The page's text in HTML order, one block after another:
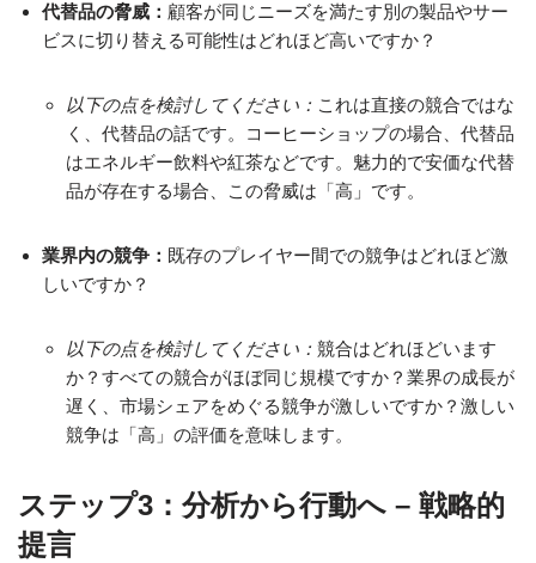
代替品の脅威： 顧客が同じニーズを満たす別の製品やサー
ビスに切り替える可能性はどれほど高いですか？
以下の点を検討してください： これは直接の競合ではな
く、代替品の話です。コーヒーショップの場合、代替品
はエネルギー飲料や紅茶などです。魅力的で安価な代替
品が存在する場合、この脅威は「高」です。
業界内の競争： 既存のプレイヤー間での競争はどれほど激
しいですか？
以下の点を検討してください： 競合はどれほどいます
か？すべての競合がほぼ同じ規模ですか？業界の成長が
遅く、市場シェアをめぐる競争が激しいですか？激しい
競争は「高」の評価を意味します。
ステップ3：分析から行動へ – 戦略的
提言